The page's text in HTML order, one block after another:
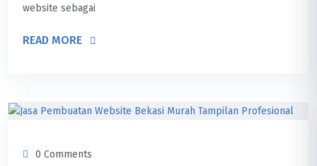
website sebagai
READ MORE
0 Comments